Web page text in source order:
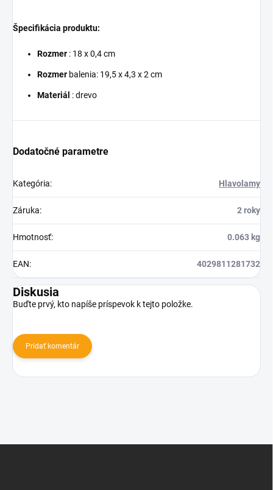
Špecifikácia produktu:
Rozmer : 18 x 0,4 cm
Rozmer balenia: 19,5 x 4,3 x 2 cm
Materiál : drevo
Dodatočné parametre
Kategória: Hlavolamy
Záruka: 2 roky
Hmotnosť: 0.063 kg
EAN: 4029811281732
Diskusia
Buďte prvý, kto napíše príspevok k tejto položke.
Pridať komentár